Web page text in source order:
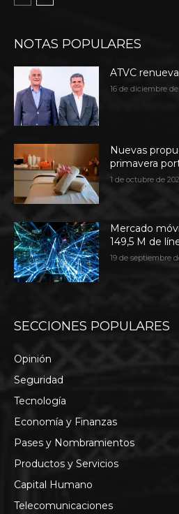
NOTAS POPULARES
ATVC
16 de diciembre
Nuevas
primavera
1 de octubre de
Mercado
149,5 M de
19 de septiembre
SECCIONES POPULARES
Opinión
Seguridad
Tecnología
Economía y Finanzas
Pases y Nombramientos
Productos y Servicios
Capital Humano
Telecomunicaciones